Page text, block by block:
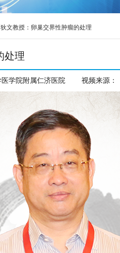
狄文教授：卵巢交界性肿瘤的处理
处理
学院附属仁济医院 视频来源：